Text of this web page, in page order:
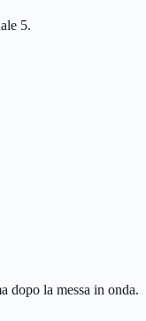
5.
dopo la messa in onda.